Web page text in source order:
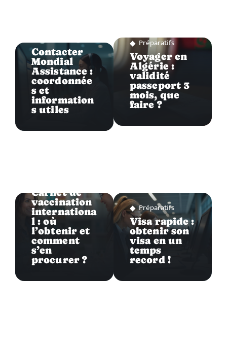
Contacter
Mondial
Assistance :
coordonnée
s et
information
s utiles
Carnet de
vaccination
internationa
l : où
l’obtenir et
comment
s’en
procurer ?
Préparatifs
Voyager en
Algérie :
validité
passeport 3
mois, que
faire ?
Préparatifs
Visa rapide :
obtenir son
visa en un
temps
record !